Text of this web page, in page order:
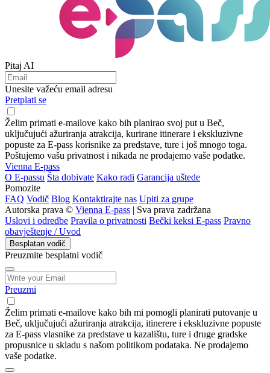
Pitaj AI
Unesite važeću email adresu
Pretplati se
Želim primati e-mailove kako bih planirao svoj put u Beč,
uključujući ažuriranja atrakcija, kurirane itinerare i ekskluzivne
popuste za E-pass korisnike za predstave, ture i još mnogo toga.
Poštujemo vašu privatnost i nikada ne prodajemo vaše podatke.
Vienna E-pass
O E-passu Šta dobivate Kako radi Garancija uštede
Pomozite
FAQ Vodič Blog Kontaktirajte nas Upiti za grupe
Autorska prava © Vienna E-pass | Sva prava zadržana
Uslovi i odredbe Pravila o privatnosti Bečki keksi E-pass Pravno
obavještenje / Uvod
Besplatan vodič
Preuzmite besplatni vodič
Preuzmi
Želim primati e-mailove kako bih mi pomogli planirati putovanje u
Beč, uključujući ažuriranja atrakcija, itinerere i ekskluzivne popuste
za E-pass vlasnike za predstave u kazalištu, ture i druge gradske
propusnice u skladu s našom politikom podataka. Ne prodajemo
vaše podatke.